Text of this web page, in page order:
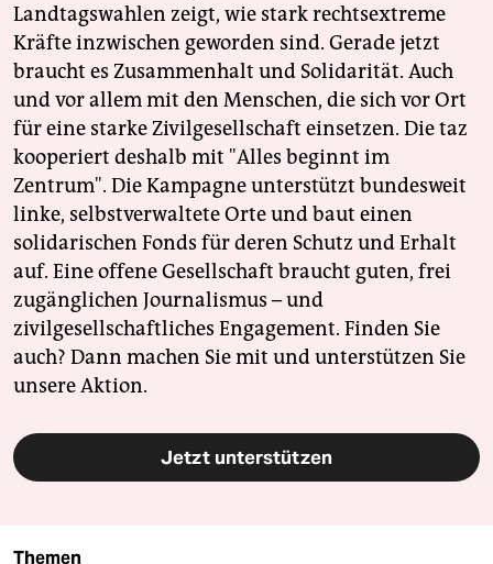
Landtagswahlen zeigt, wie stark rechtsextreme
Kräfte inzwischen geworden sind. Gerade jetzt
braucht es Zusammenhalt und Solidarität. Auch
und vor allem mit den Menschen, die sich vor Ort
für eine starke Zivilgesellschaft einsetzen. Die taz
kooperiert deshalb mit "Alles beginnt im
Zentrum". Die Kampagne unterstützt bundesweit
linke, selbstverwaltete Orte und baut einen
solidarischen Fonds für deren Schutz und Erhalt
auf. Eine offene Gesellschaft braucht guten, frei
zugänglichen Journalismus – und
zivilgesellschaftliches Engagement. Finden Sie
auch? Dann machen Sie mit und unterstützen Sie
unsere Aktion.
Jetzt unterstützen
Themen